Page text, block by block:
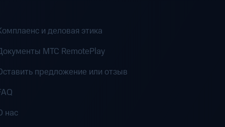
и деловая этика
MTC RemotePlay
предложение или отзыв
нас